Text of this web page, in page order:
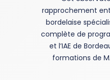
rapprochement
bordelaise
complète de
et l’IAE de
formations de